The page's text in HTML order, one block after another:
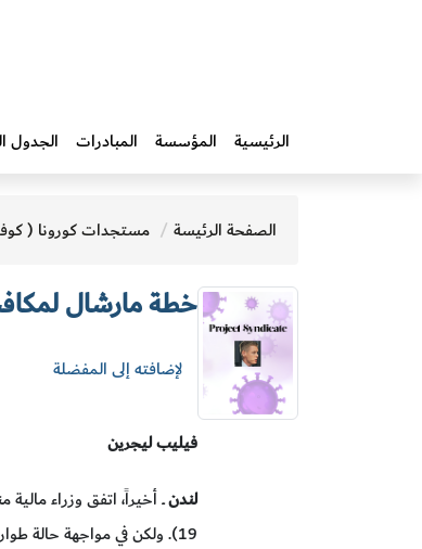
الرئيسية المؤسسة المبادرات‎ الجدول
الصفحة الرئيسة مستجدات كورونا (
خطة مارشال
لإضافته إلى المفضلة
فيليب ليجرين
لندنــ أخيراً، اتفق وزراء
19). ولكن في مواجهة حالة طوارئ طبية واقتصادية غير مسبوقة، ينبغي لهم أن يتحلوا بقدر أكبر كثيراً من الجرأة.